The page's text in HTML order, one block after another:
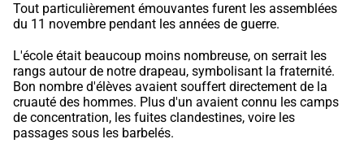
Tout particulièrement émouvantes furent les assemblées
du 11 novembre pendant les années de guerre.
L'école était beaucoup moins nombreuse, on serrait les
rangs autour de notre drapeau, symbolisant la fraternité.
Bon nombre d'élèves avaient souffert directement de la
cruauté des hommes. Plus d'un avaient connu les camps
de concentration, les fuites clandestines, voire les
passages sous les barbelés.